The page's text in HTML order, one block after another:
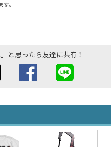
。
」と思ったら友達に共有！